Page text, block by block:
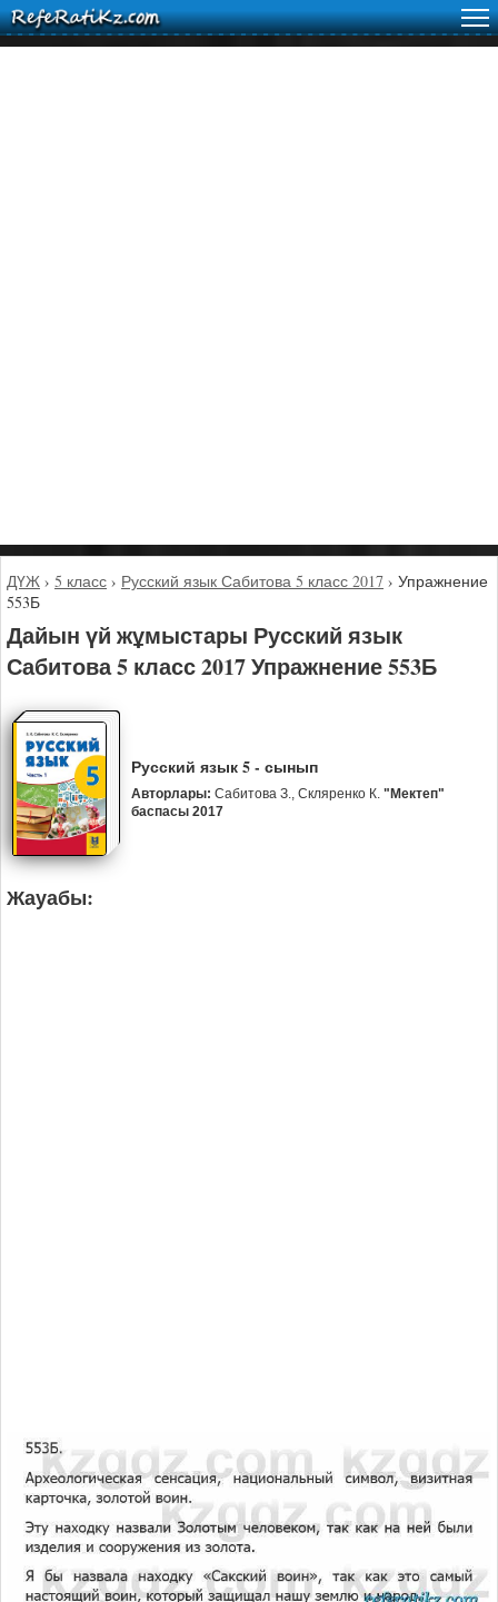
ДҮЖ › 5 класс › Русский язык Сабитова 5 класс 2017 › Упражнение
553Б
Дайын үй жұмыстары Русский язык
Сабитова 5 класс 2017 Упражнение 553Б
Русский язык 5 - сынып
Авторлары: Сабитова З., Скляренко К. "Мектеп"
баспасы 2017
Жауабы: